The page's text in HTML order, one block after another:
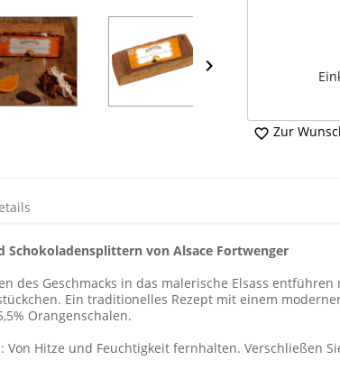

 Zur
Schokoladensplittern von Alsace Fortwenger
des Geschmacks in das malerische Elsass
Ein traditionelles Rezept mit einem
Orangenschalen.
Hitze und Feuchtigkeit fernhalten. Verschließen